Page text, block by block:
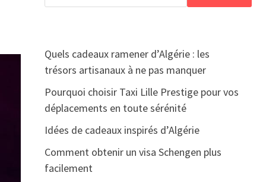
Quels cadeaux ramener d’Algérie : les
trésors artisanaux à ne pas manquer
Pourquoi choisir Taxi Lille Prestige pour vos
déplacements en toute sérénité
Idées de cadeaux inspirés d’Algérie
Comment obtenir un visa Schengen plus
facilement